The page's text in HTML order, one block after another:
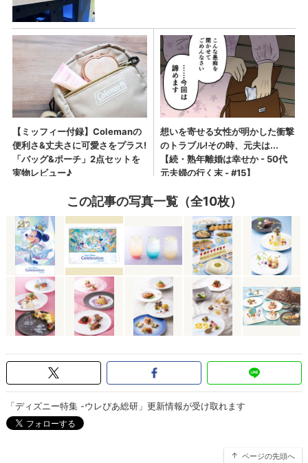
この記事の写真一覧（全10枚）
「ディズニー特集 -ウレぴあ総研」更新情報が受け取れます
ページの先頭へ